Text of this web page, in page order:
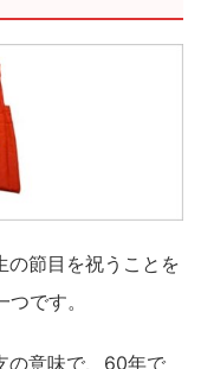
節目を祝うことを
です。
の意味で、60年で